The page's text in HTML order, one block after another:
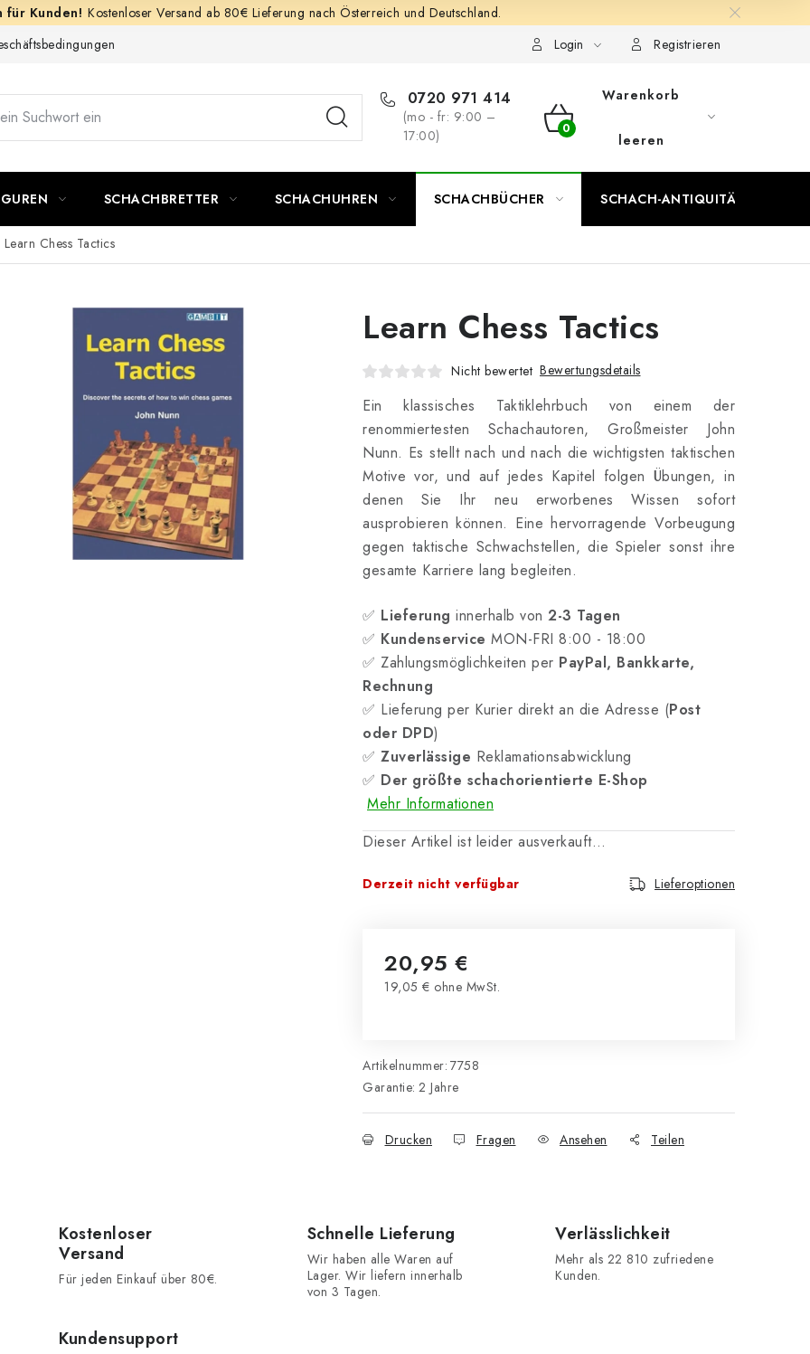
Kostenloser Versand ab 80€ Lieferung nach Österreich und Deutschland.
Login Registrieren
0720 971 414
(mo - fr: 9:00 –
17:00)
WARENKORB
Warenkorb
leeren
SCHACHBRETTER SCHACHUHREN SCHACHBÜCHER SCHACH-ANTIQUITÄTENLADEN
Learn Chess Tactics
Learn Chess Tactics
Nicht bewertet Bewertungsdetails
Ein klassisches Taktiklehrbuch von einem der
renommiertesten Schachautoren, Großmeister John
Nunn. Es stellt nach und nach die wichtigsten taktischen
Motive vor, und auf jedes Kapitel folgen Übungen, in
denen Sie Ihr neu erworbenes Wissen sofort
ausprobieren können. Eine hervorragende Vorbeugung
gegen taktische Schwachstellen, die Spieler sonst ihre
gesamte Karriere lang begleiten.
✅ Lieferung innerhalb von 2-3 Tagen
✅ Kundenservice MON-FRI 8:00 - 18:00
✅ Zahlungsmöglichkeiten per PayPal, Bankkarte,
Rechnung
✅ Lieferung per Kurier direkt an die Adresse (Post
oder DPD)
✅ Zuverlässige Reklamationsabwicklung
✅ Der größte schachorientierte E-Shop
Mehr Informationen
Dieser Artikel ist leider ausverkauft…
Derzeit nicht verfügbar Lieferoptionen
20,95 €
19,05 € ohne MwSt.
Artikelnummer: 7758
Garantie: 2 Jahre
Drucken Fragen Ansehen Teilen
Kostenloser
Versand
Für jeden Einkauf über 80€.
Schnelle Lieferung
Wir haben alle Waren auf
Lager. Wir liefern innerhalb
von 3 Tagen.
Verlässlichkeit
Mehr als 22 810 zufriedene
Kunden.
Kundensupport